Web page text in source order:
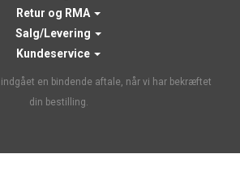
Retur og RMA
Salg/Levering
Kundeservice
en bindende aftale, når vi har bekræftet
din bestilling.